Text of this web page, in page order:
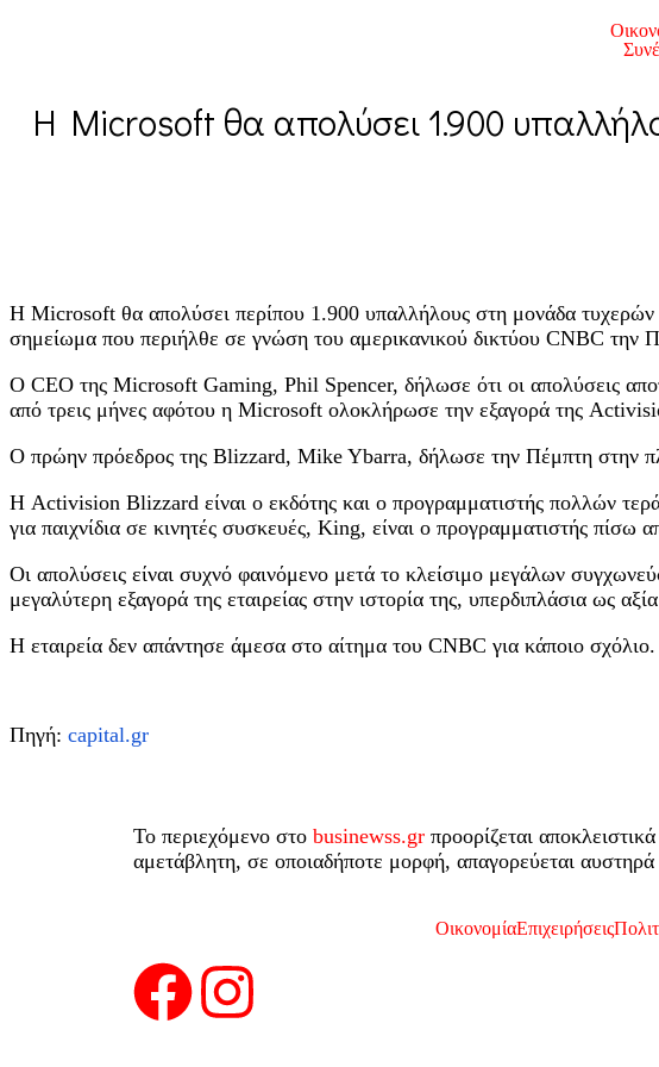
H Microsoft θα απολύσει 1.900
Η Microsoft θα απολύσει περίπου 1.900 υπαλλήλους στη μονάδα
σημείωμα που περιήλθε σε γνώση του αμερικανικού δικτύου CNBC την
Ο CEO της Microsoft Gaming, Phil Spencer, δήλωσε ότι οι απολύσεις
από τρεις μήνες αφότου η Microsoft ολοκλήρωσε την εξαγορά της
Ο πρώην πρόεδρος της Blizzard, Mike Ybarra, δήλωσε την Πέμπτη στην
Η Activision Blizzard είναι ο εκδότης και ο προγραμματιστής πολλών
για παιχνίδια σε κινητές συσκευές, King, είναι ο προγραμματιστής πίσω
Οι απολύσεις είναι συχνό φαινόμενο μετά το κλείσιμο μεγάλων
μεγαλύτερη εξαγορά της εταιρείας στην ιστορία της, υπερδιπλάσια ως
Η εταιρεία δεν απάντησε άμεσα στο αίτημα του CNBC για κάποιο σχόλιο.
Πηγή: capital.gr
Το περιεχόμενο στο businewss.gr προορίζεται
αμετάβλητη, σε οποιαδήποτε μορφή, απαγορεύεται
ΟικονομίαΕπιχειρήσεις